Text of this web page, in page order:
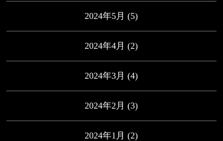
2024年5月 (5)
2024年4月 (2)
2024年3月 (4)
2024年2月 (3)
2024年1月 (2)